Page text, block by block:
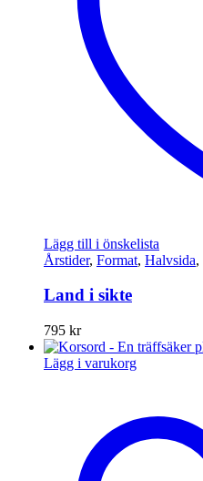
Lägg till i önskelista
Årstider, Format, Halvsida,
Land i sikte
795 kr
Lägg i varukorg